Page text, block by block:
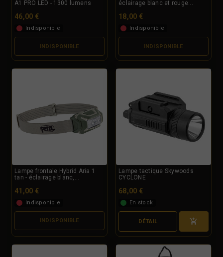
A1 PRO LED - 1300 lumens
46,00 €
Indisponible
INDISPONIBLE
éclairage blanc et rouge...
18,00 €
Indisponible
INDISPONIBLE
Lampe frontale Hybrid Aria 1
tan - éclairage blanc,...
41,00 €
Indisponible
INDISPONIBLE
Lampe tactique Skywoods
CYCLONE
68,00 €
En stock
DÉTAIL